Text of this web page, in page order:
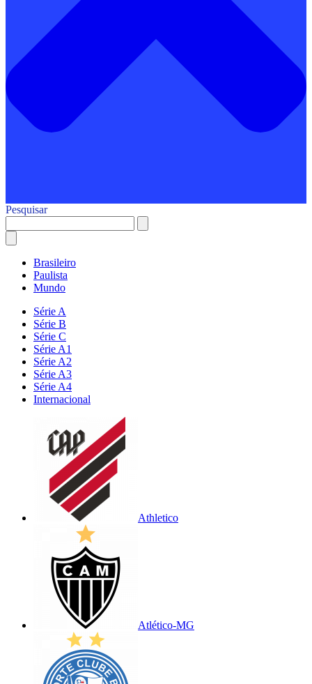
Pesquisar
Brasileiro
Paulista
Mundo
Série A
Série B
Série C
Série A1
Série A2
Série A3
Série A4
Internacional
Athletico
Atlético-MG